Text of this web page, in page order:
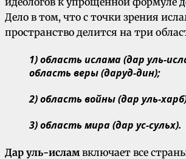
Дело в том, что с точки зрения
пространство делится на три
1) область ислама (дар уль-
область веры (даруд-дин);
2) область войны (дар уль-
3) область мира (дар ус-сульх).
Дар уль-ислам включает все